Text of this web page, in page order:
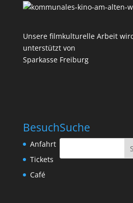
Unsere filmkulturelle Arbeit
unterstützt von
Sparkasse Freiburg
Besuch
Anfahrt
Tickets
Café
Suche